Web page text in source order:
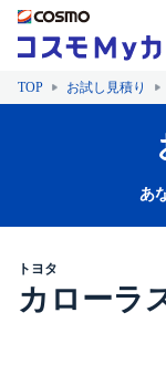
TOP お試し見積り
あ
トヨタ
カローラ